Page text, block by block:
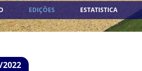
EDIÇÕES ESTATISTICA